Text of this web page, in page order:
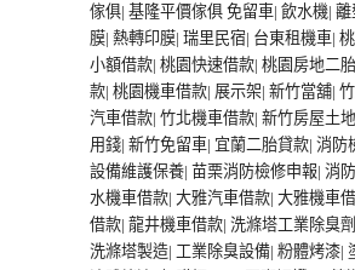
傢俱| 基隆平價傢俱 免留車| 飲水機| 離
膜| 熱轉印膜| 瑞里民宿| 台東租機車|
小額借款| 桃園快速借款| 桃園房地二胎
款| 桃園機車借款| 展示架| 新竹當舖|
汽車借款| 竹北機車借款| 新竹房屋土
用錢| 新竹免留車| 宜蘭二胎貸款| 消防
設備維護保養| 苗栗消防檢修申報| 消
水機車借款| 大雅汽車借款| 大雅機車
借款| 龍井機車借款| 洗滌塔工業除臭劑
洗滌塔製造| 工業除臭設備| 粉體烤漆|